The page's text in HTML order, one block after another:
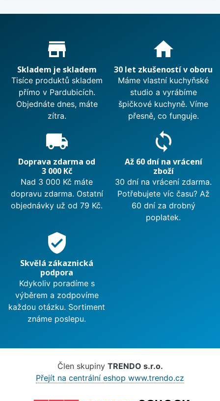
Proč nakupovat u nás?
store_mall_directory
Skladem je skladem
Tisíce produktů skladem
přímo v Pardubicích.
Objednáte dnes, máte
zítra.
home
30 let zkušeností v oboru
Máme vlastní kuchyňské
studio a vyrábíme
špičkové kuchyně. Víme
přesně, co funguje.
local_shipping
Doprava zdarma od
3 000 Kč
Nad 3 000 Kč máte
dopravu zdarma. Ostatní
objednávky už od 79 Kč.
sync
Až 60 dní na vrácení
zboží
30 dní na vrácení zdarma.
Potřebujete víc času? Až
60 dní za drobný
poplatek.
verified_user
Skvělá zákaznická
podpora
Kdykoliv poradíme s
výběrem a zodpovíme
každou otázku. Sortiment
známe poslepu.
Člen skupiny TRENDO s.r.o.
Přejít na centrální eshop www.trendo.cz